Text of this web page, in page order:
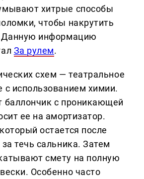
хитрые способы
чтобы накрутить
Данную информацию
За рулем.
схем — театральное
с использованием химии.
баллончик с проникающей
ее на амортизатор.
остается после
течь сальника. Затем
смету на полную
Особенно часто